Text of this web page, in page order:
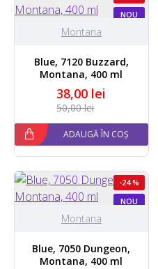
NOU
Montana
Blue, 7120 Buzzard,
Montana, 400 ml
38,00 lei
50,00 lei
ADAUGĂ ÎN COȘ
NOU
-24 %
Montana
Blue, 7050 Dungeon,
Montana, 400 ml